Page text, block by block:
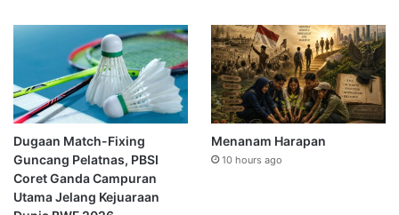
Dugaan Match-Fixing
Guncang Pelatnas, PBSI
Coret Ganda Campuran
Utama Jelang Kejuaraan
Menanam Harapan
10 hours ago